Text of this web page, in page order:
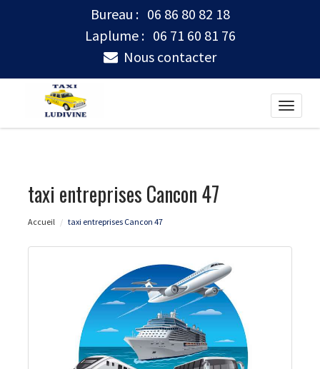
Bureau : 06 86 80 82 18
Laplume : 06 71 60 81 76
Nous contacter
Toggle
taxi entreprises Cancon 47
Accueil taxi entreprises Cancon 47